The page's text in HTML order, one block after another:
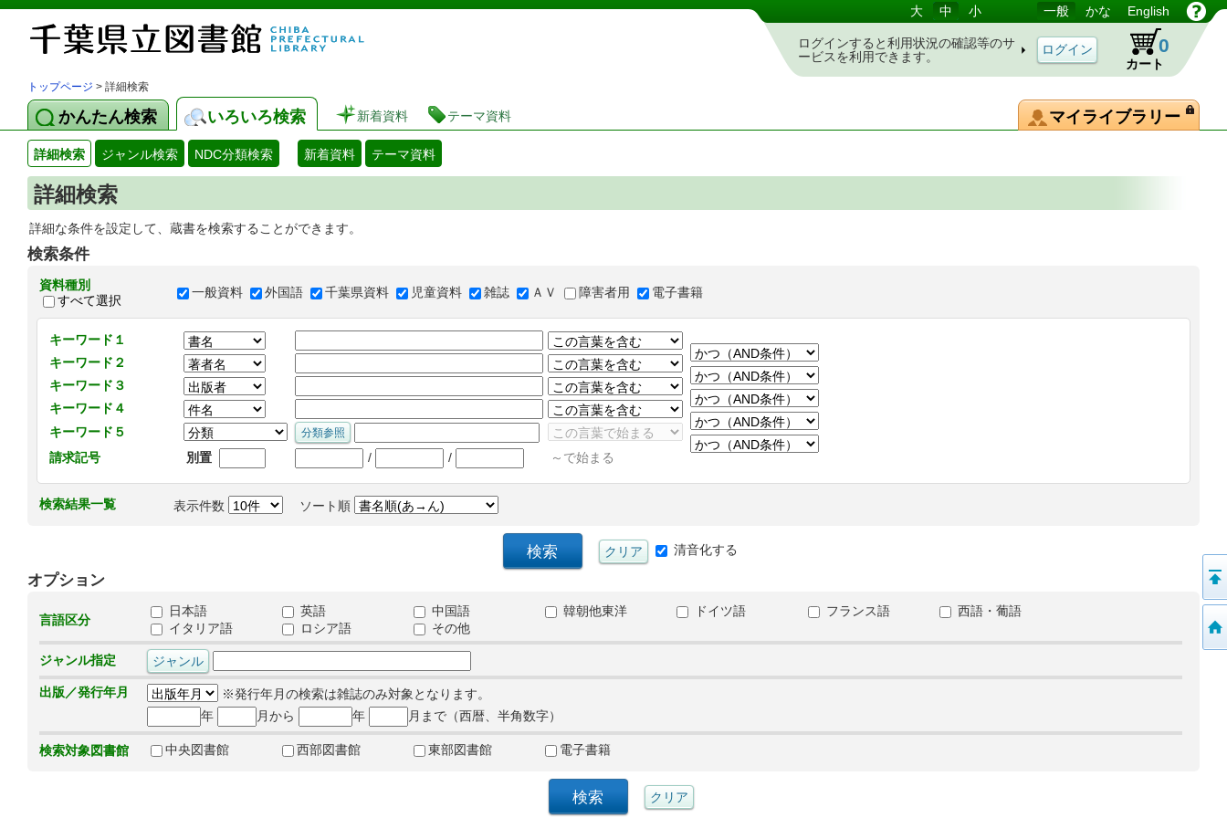
図書館 蔵書検索・予約システム 大 中 小 一般 かな English
ログインすると利用状況の確認等のサ
ービスを利用できます。
カート
0
トップページ > 詳細検索
かんたん検索 いろいろ検索 新着資料 テーマ資料 マイライブラリー
詳細検索 ジャンル検索 NDC分類検索 新着資料 テーマ資料
詳細検索
詳細な条件を設定して、蔵書を検索することができます。
検索条件
資料種別
すべて選択
一般資料 外国語 千葉県資料 児童資料 雑誌 ＡＶ 障害者用 電子書籍
キーワード１
キーワード２
キーワード３
キーワード４
キーワード５
請求記号
別置 / / ～で始まる
検索結果一覧 表示件数 ソート順
清音化する
オプション
言語区分
日本語 英語 中国語 韓朝他東洋 ドイツ語 フランス語
西語・葡語
イタリア語
ロシア語 その他
ジャンル指定
出版／発行年月
※発行年月の検索は雑誌のみ対象となります。
年
月から 年 月まで（西暦、半角数字）
検索対象図書館 中央図書館 西部図書館 東部図書館 電子書籍